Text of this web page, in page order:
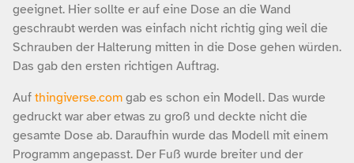
geeignet. Hier sollte er auf eine Dose an die Wand
geschraubt werden was einfach nicht richtig ging weil die
Schrauben der Halterung mitten in die Dose gehen würden.
Das gab den ersten richtigen Auftrag.
Auf thingiverse.com gab es schon ein Modell. Das wurde
gedruckt war aber etwas zu groß und deckte nicht die
gesamte Dose ab. Daraufhin wurde das Modell mit einem
Programm angepasst. Der Fuß wurde breiter und der